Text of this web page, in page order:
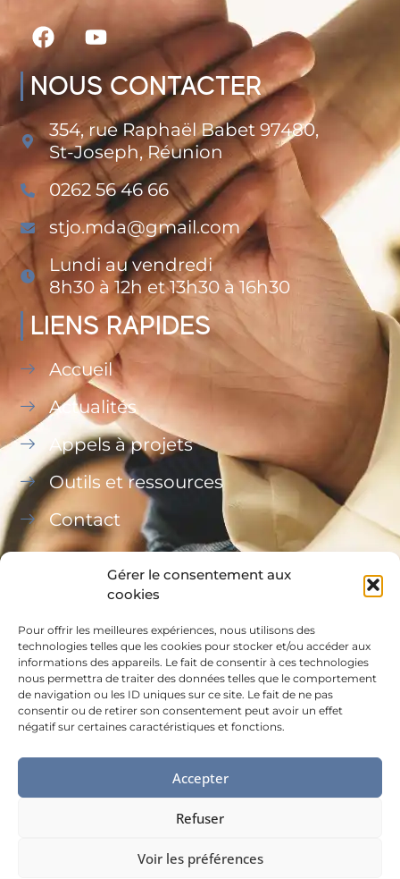
Gérer le consentement aux
cookies
Pour offrir les meilleures expériences, nous utilisons des
technologies telles que les cookies pour stocker et/ou accéder aux
informations des appareils. Le fait de consentir à ces technologies
nous permettra de traiter des données telles que le comportement
de navigation ou les ID uniques sur ce site. Le fait de ne pas
consentir ou de retirer son consentement peut avoir un effet
négatif sur certaines caractéristiques et fonctions.
Accepter
Refuser
Voir les préférences
NOUS CONTACTER
354, rue Raphaël Babet 97480,
St-Joseph, Réunion
0262 56 46 66
stjo.mda@gmail.com
Lundi au vendredi
8h30 à 12h et 13h30 à 16h30
LIENS RAPIDES
Accueil
Actualités
Appels à projets
Outils et ressources
Contact
Ce site a été financé à l’aide du FEDER (REACT-UE)
dans le cadre de la réponse de l’Union européenne
à la pandémie COVID-19, L’Europe s’engage à La
Réunion.
MENTIONS LÉGALES